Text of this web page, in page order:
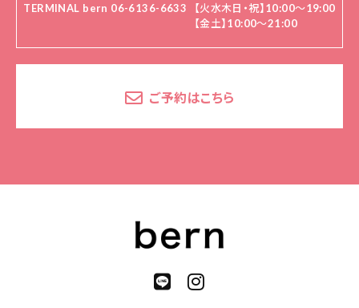
TERMINAL bern 06-6136-6633
【火水木日・祝】10:00～19:00
【金土】10:00〜21:00
ご予約はこちら